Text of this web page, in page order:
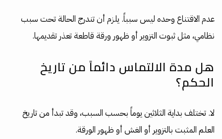
عدم الاقتناع وحده ليس سبباً. يلزم أن تندرج الحالة تحت سبب
نظامي، مثل ثبوت التزوير أو ظهور ورقة قاطعة تعذر تقديمها.
هل مدة الالتماس دائماً من تاريخ
الحكم؟
لا. تختلف بداية الثلاثين يوماً بحسب السبب، وقد تبدأ من تاريخ
العلم المثبت بالتزوير أو الغش أو ظهور الورقة.